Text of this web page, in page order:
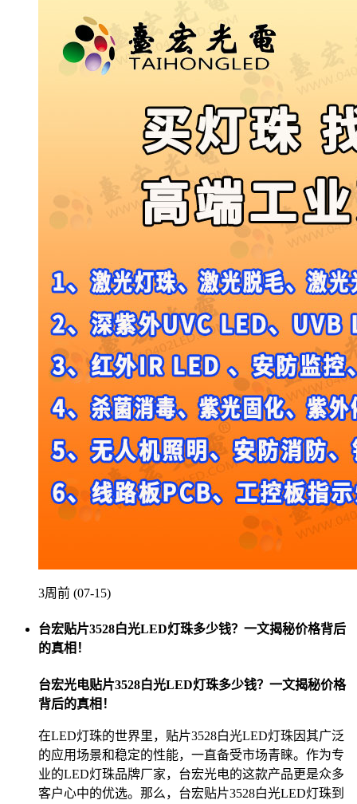
3周前 (07-15)
台宏贴片3528白光LED灯珠多少钱？一文揭秘价格背后
的真相！
台宏光电贴片3528白光LED灯珠多少钱？一文揭秘价格
背后的真相！
在LED灯珠的世界里，贴片3528白光LED灯珠因其广泛
的应用场景和稳定的性能，一直备受市场青睐。作为专
业的LED灯珠品牌厂家，台宏光电的这款产品更是众多
客户心中的优选。那么，台宏贴片3528白光LED灯珠到